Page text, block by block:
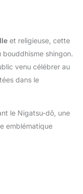
et religieuse, cette
shingon.
venu célébrer au
dans le
le Nigatsu-dô, une
emblématique